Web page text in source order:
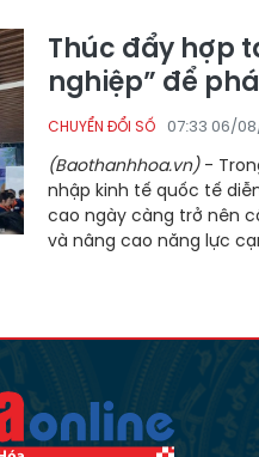
Thúc đẩy hợp
nghiệp” để
CHUYỂN ĐỔI SỐ 07:33 06/
(Baothanhhoa.vn)-
nhập kinh tế quốc tế
cao ngày càng trở nên
và nâng cao năng lực